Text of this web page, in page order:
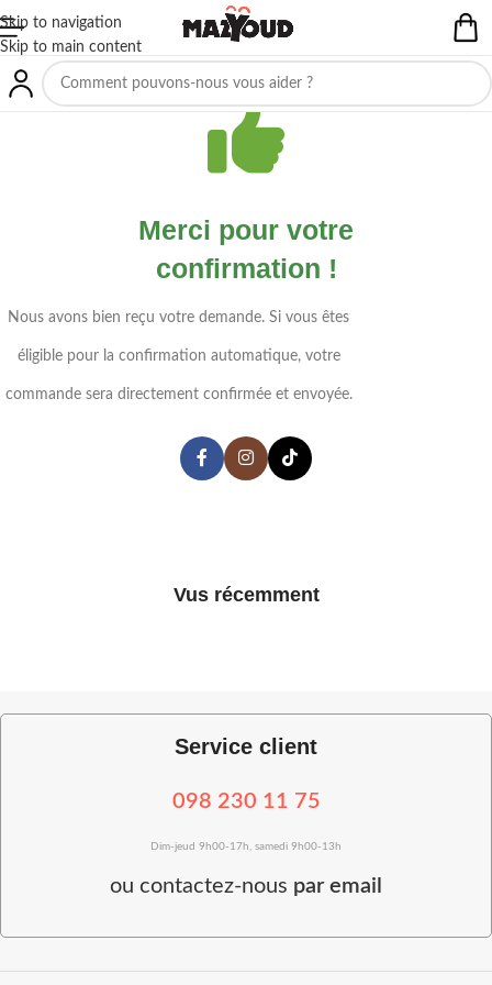
Skip to navigation
Skip to main content
Merci pour votre
confirmation !
Nous avons bien reçu votre demande. Si vous êtes
éligible pour la confirmation automatique, votre
commande sera directement confirmée et envoyée.
Vus récemment
Service client
098 230 11 75
Dim-jeud 9h00-17h, samedi 9h00-13h
ou contactez-nous par email